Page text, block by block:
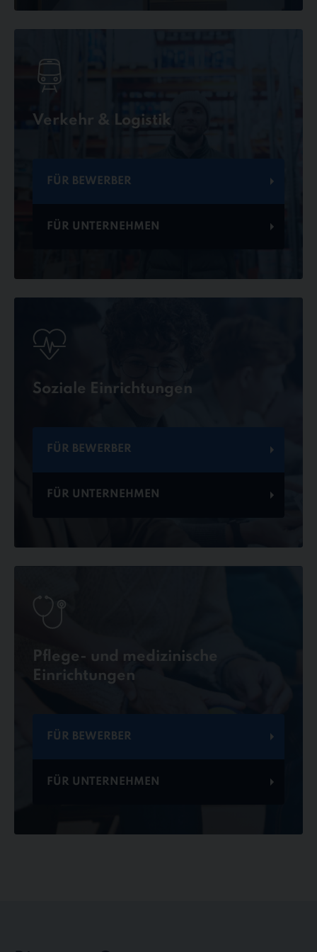
Verkehr & Logistik
FÜR BEWERBER
FÜR UNTERNEHMEN
Soziale Einrichtungen
FÜR BEWERBER
FÜR UNTERNEHMEN
Pflege- und medizinische
Einrichtungen
FÜR BEWERBER
FÜR UNTERNEHMEN